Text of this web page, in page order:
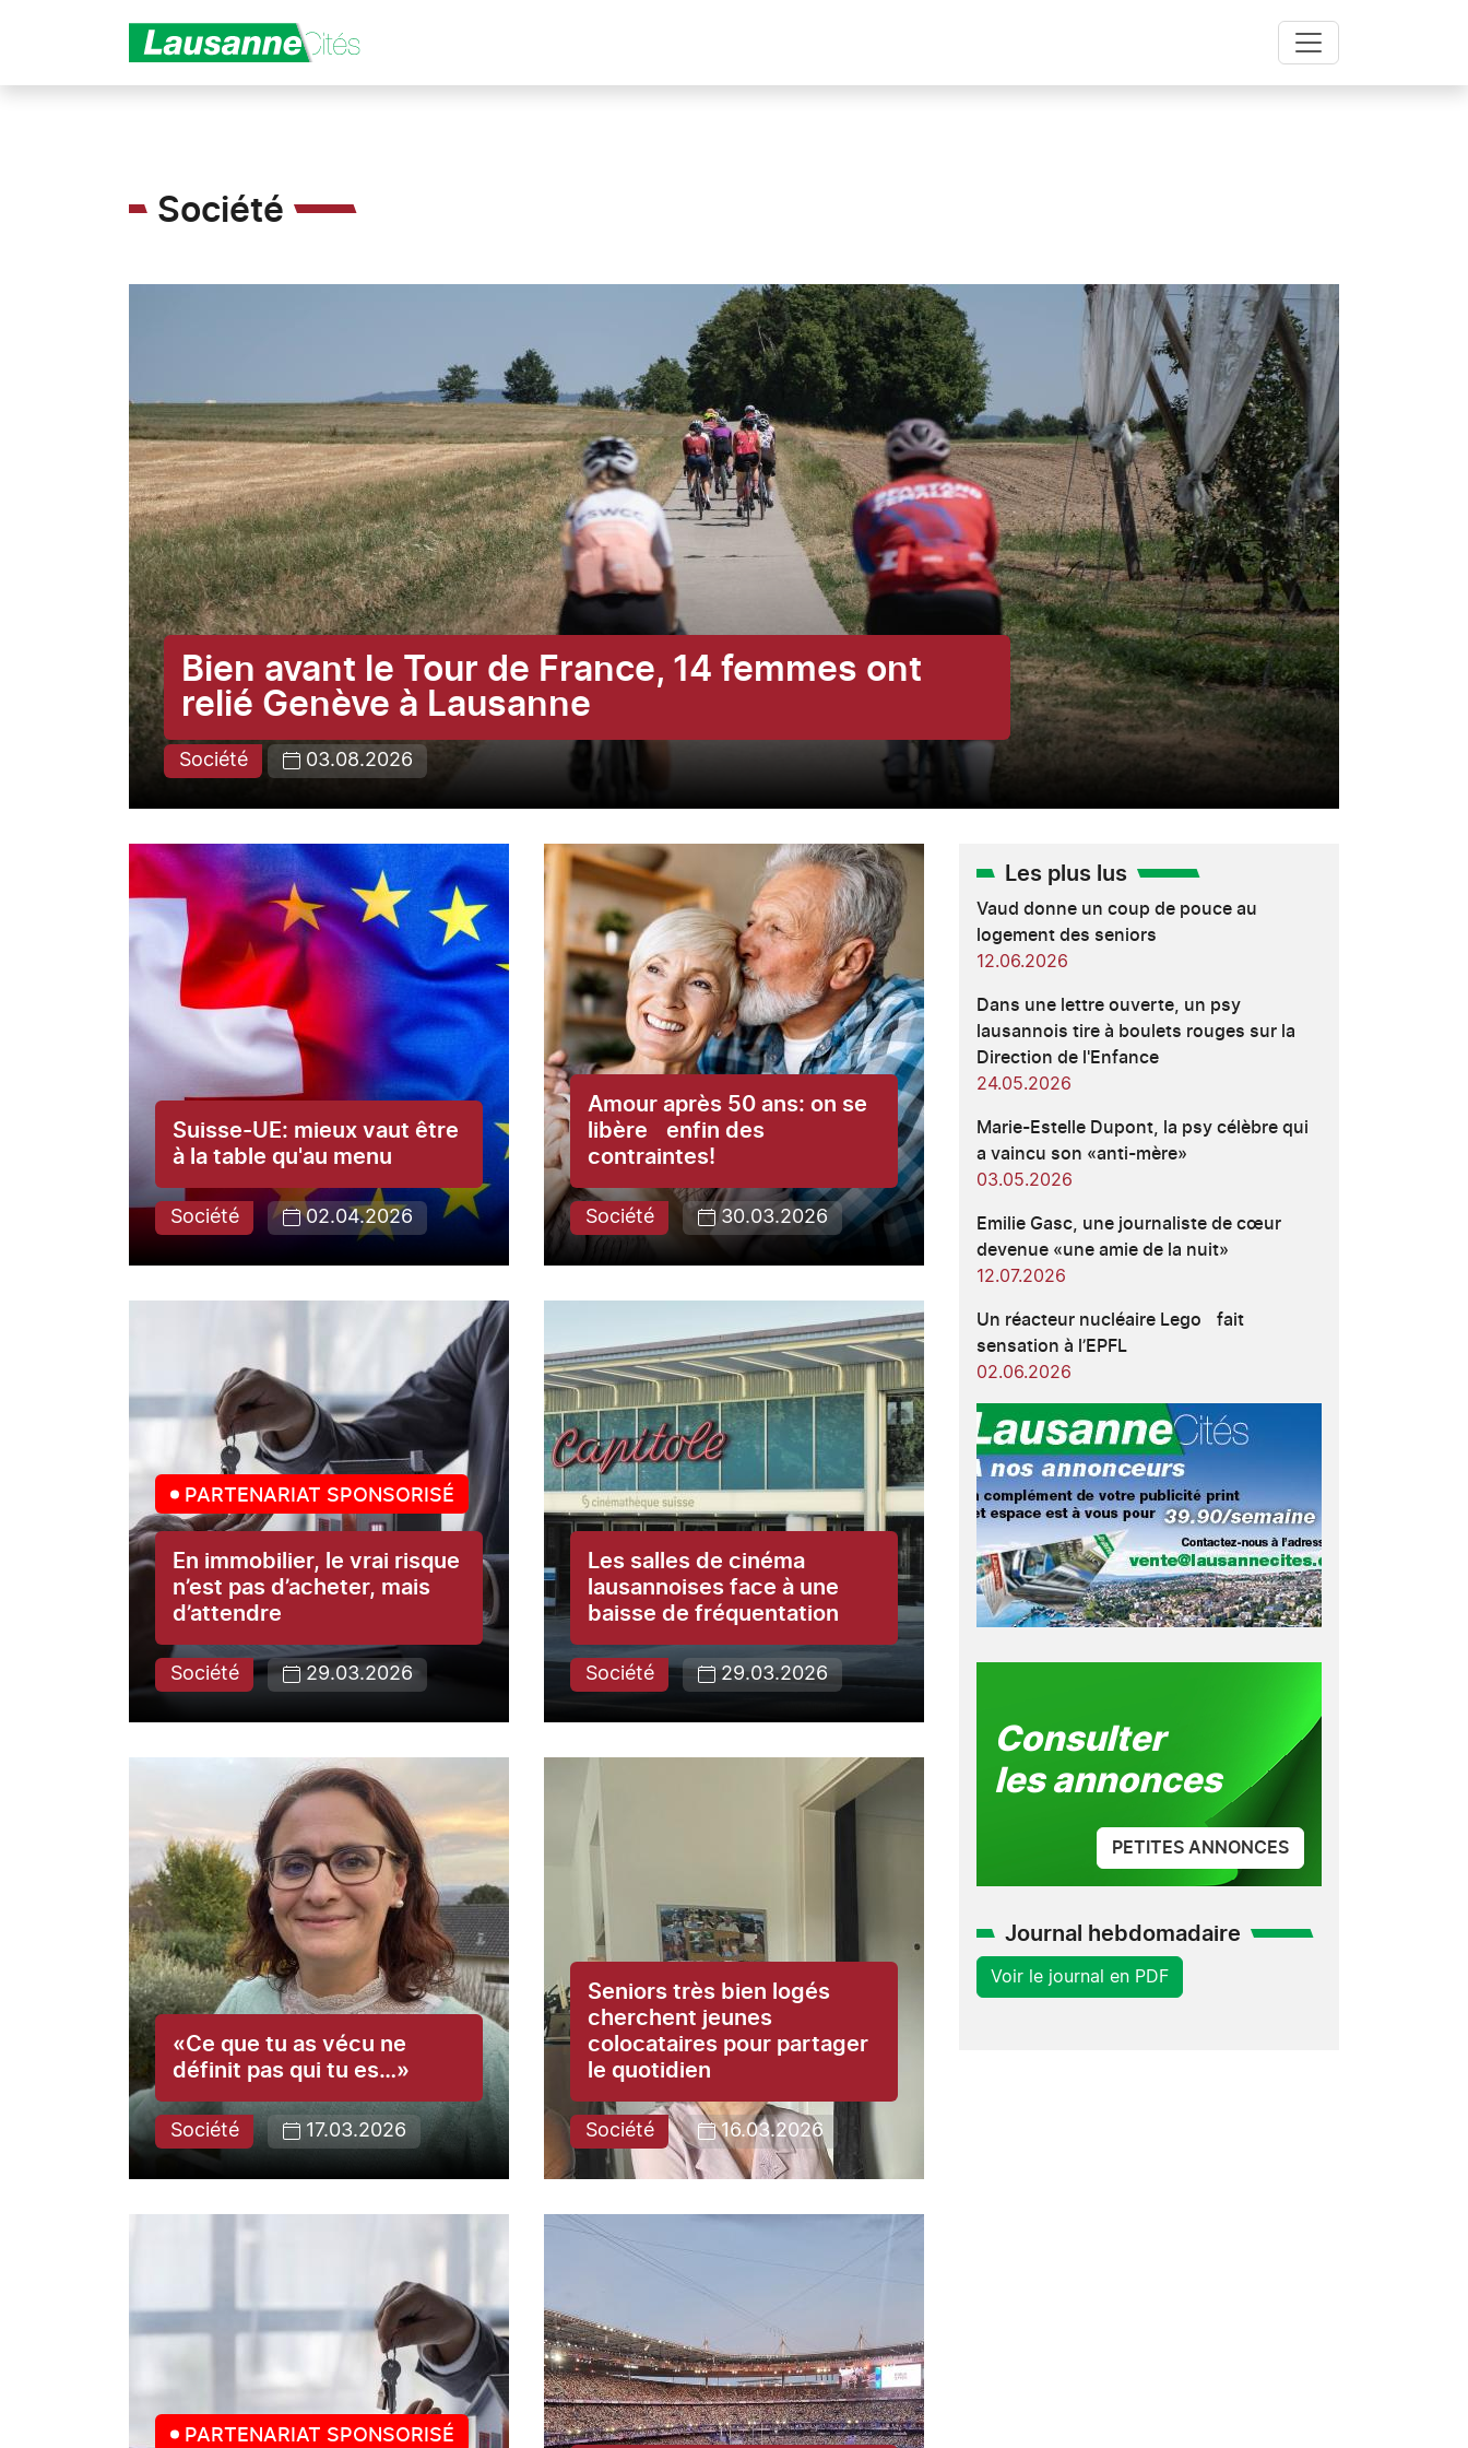
Société
Bien avant le Tour de France, 14 femmes ont
relié Genève à Lausanne
Société 03.08.2026
Suisse-UE: mieux vaut être
à la table qu'au menu
Société 02.04.2026
Amour après 50 ans: on se
libère enfin des
contraintes!
Société 30.03.2026
PARTENARIAT SPONSORISÉ
En immobilier, le vrai risque
n’est pas d’acheter, mais
d’attendre
Société 29.03.2026
Les salles de cinéma
lausannoises face à une
baisse de fréquentation
Société 29.03.2026
«Ce que tu as vécu ne
définit pas qui tu es…»
Société 17.03.2026
Seniors très bien logés
cherchent jeunes
colocataires pour partager
le quotidien
Société 16.03.2026
PARTENARIAT SPONSORISÉ
Les plus lus
Vaud donne un coup de pouce au
logement des seniors
12.06.2026
Dans une lettre ouverte, un psy
lausannois tire à boulets rouges sur la
Direction de l'Enfance
24.05.2026
Marie-Estelle Dupont, la psy célèbre qui
a vaincu son «anti-mère»
03.05.2026
Emilie Gasc, une journaliste de cœur
devenue «une amie de la nuit»
12.07.2026
Un réacteur nucléaire Lego fait
sensation à l’EPFL
02.06.2026
Consulter
les annonces
PETITES ANNONCES
Journal hebdomadaire
Voir le journal en PDF